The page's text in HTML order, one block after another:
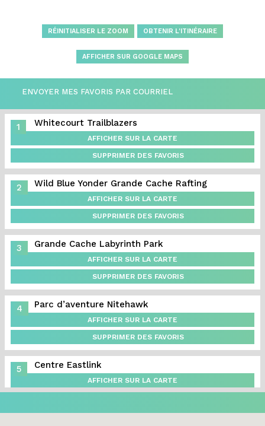
RÉINITIALISER LE ZOOM OBTENIR L'ITINÉRAIRE
AFFICHER SUR GOOGLE MAPS
ENVOYER MES FAVORIS PAR COURRIEL
1 Whitecourt Trailblazers
AFFICHER SUR LA CARTE
SUPPRIMER DES FAVORIS
2 Wild Blue Yonder Grande Cache Rafting
AFFICHER SUR LA CARTE
SUPPRIMER DES FAVORIS
3 Grande Cache Labyrinth Park
AFFICHER SUR LA CARTE
SUPPRIMER DES FAVORIS
4 Parc d’aventure Nitehawk
AFFICHER SUR LA CARTE
SUPPRIMER DES FAVORIS
5 Centre Eastlink
AFFICHER SUR LA CARTE